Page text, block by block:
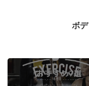
ボ
おすすめ7選